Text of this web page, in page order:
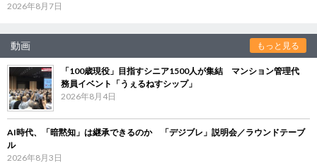
2026年8月7日
動画 もっと見る
「100歳現役」目指すシニア1500人が集結 マンション管理代
務員イベント「うぇるねすシップ」
2026年8月4日
AI時代、「暗黙知」は継承できるのか 「デジブレ」説明会／ラウンドテーブ
ル
2026年8月3日